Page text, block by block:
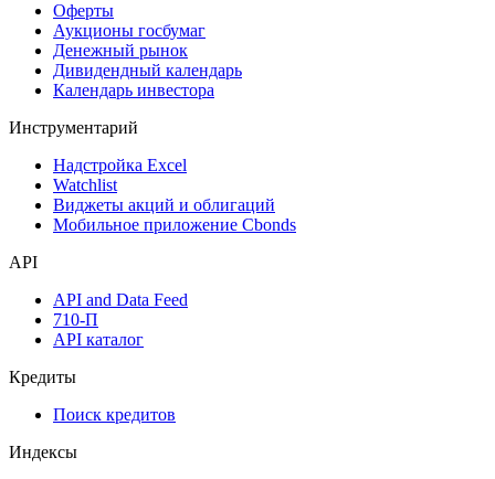
Календарь событий
Дефолты
Размещения
Оферты
Аукционы госбумаг
Денежный рынок
Календарь инвестора
Инструментарий
Надстройка Excel
Мобильное приложение Cbonds
API
API and Data Feed
API каталог
Кредиты